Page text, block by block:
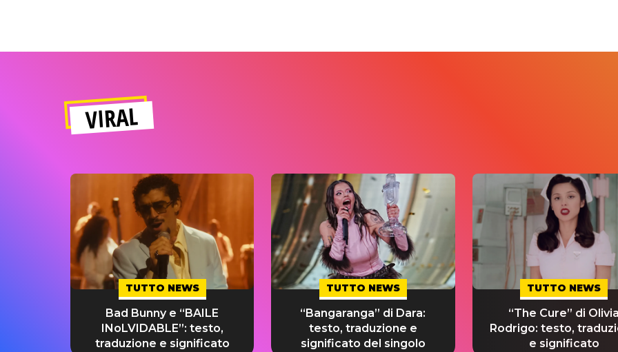
VIRAL
TUTTO NEWS
Bad Bunny e “BAILE
INoLVIDABLE”: testo,
traduzione e significato
TUTTO NEWS
“Bangaranga” di Dara:
testo, traduzione e
significato del singolo
TUTTO NEWS
“The Cure” di Olivia
Rodrigo: testo,
e significato